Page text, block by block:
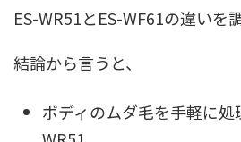
ES-WR51とES-WF61の違いを
結論から言うと、
ボディのムダ毛を手軽に処